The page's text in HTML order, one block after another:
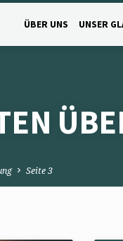
ÜBER UNS UNSER
Seite 3